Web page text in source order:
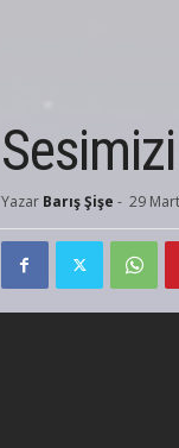
Yazar Barış Şişe - 29